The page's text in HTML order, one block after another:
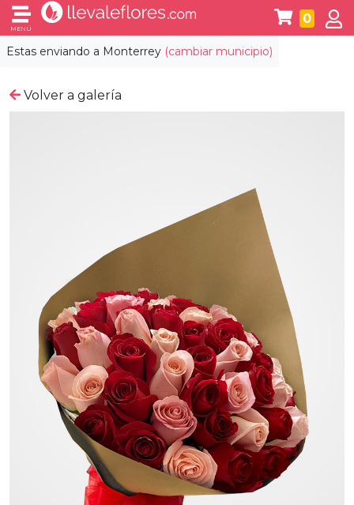
Estas enviando a Monterrey (cambiar municipio)
MENÚ
0
Volver a galería